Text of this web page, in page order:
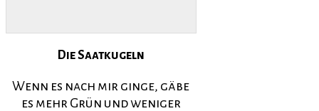
Die Saatkugeln
Wenn es nach mir ginge, gäbe
es mehr Grün und weniger